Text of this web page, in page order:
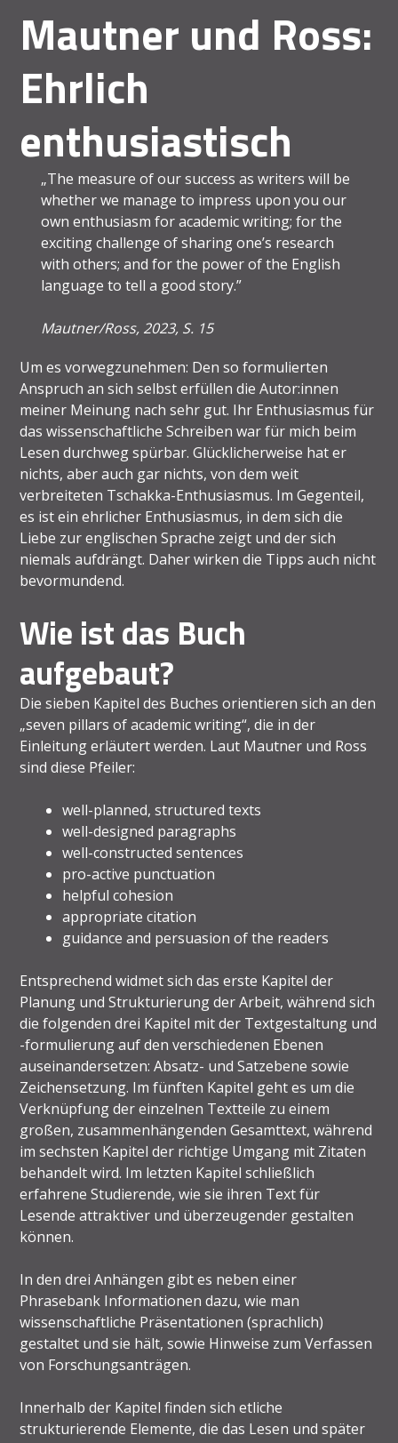
Mautner und Ross:
Ehrlich
enthusiastisch
„The measure of our success as writers will be
whether we manage to impress upon you our
own enthusiasm for academic writing; for the
exciting challenge of sharing one’s research
with others; and for the power of the English
language to tell a good story.”
Mautner/Ross, 2023, S. 15
Um es vorwegzunehmen: Den so formulierten
Anspruch an sich selbst erfüllen die Autor:innen
meiner Meinung nach sehr gut. Ihr Enthusiasmus für
das wissenschaftliche Schreiben war für mich beim
Lesen durchweg spürbar. Glücklicherweise hat er
nichts, aber auch gar nichts, von dem weit
verbreiteten Tschakka-Enthusiasmus. Im Gegenteil,
es ist ein ehrlicher Enthusiasmus, in dem sich die
Liebe zur englischen Sprache zeigt und der sich
niemals aufdrängt. Daher wirken die Tipps auch nicht
bevormundend.
Wie ist das Buch
aufgebaut?
Die sieben Kapitel des Buches orientieren sich an den
„seven pillars of academic writing“, die in der
Einleitung erläutert werden. Laut Mautner und Ross
sind diese Pfeiler:
well-planned, structured texts
well-designed paragraphs
well-constructed sentences
pro-active punctuation
helpful cohesion
appropriate citation
guidance and persuasion of the readers
Entsprechend widmet sich das erste Kapitel der
Planung und Strukturierung der Arbeit, während sich
die folgenden drei Kapitel mit der Textgestaltung und
-formulierung auf den verschiedenen Ebenen
auseinandersetzen: Absatz- und Satzebene sowie
Zeichensetzung. Im fünften Kapitel geht es um die
Verknüpfung der einzelnen Textteile zu einem
großen, zusammenhängenden Gesamttext, während
im sechsten Kapitel der richtige Umgang mit Zitaten
behandelt wird. Im letzten Kapitel schließlich
erfahrene Studierende, wie sie ihren Text für
Lesende attraktiver und überzeugender gestalten
können.
In den drei Anhängen gibt es neben einer
Phrasebank Informationen dazu, wie man
wissenschaftliche Präsentationen (sprachlich)
gestaltet und sie hält, sowie Hinweise zum Verfassen
von Forschungsanträgen.
Innerhalb der Kapitel finden sich etliche
strukturierende Elemente, die das Lesen und später